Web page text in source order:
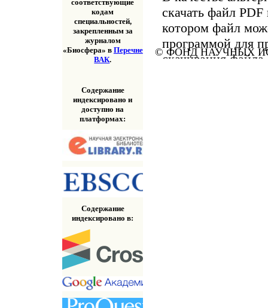
соответствующие
кодам
специальностей,
закрепленным за
журналом
«Биосфера» в Перечне
ВАК.
Содержание
индексировано и
доступно на
платформах:
Содержание
индексировано в:
скачать файл
котором файл
программой для
скачивания
© ФОНД НАУЧНЫХ